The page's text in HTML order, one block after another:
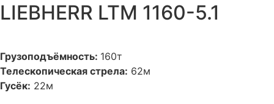
LIEBHERR LTM 1160-5.1
Грузоподъёмность: 160т
Телескопическая стрела: 62м
Гусёк: 22м